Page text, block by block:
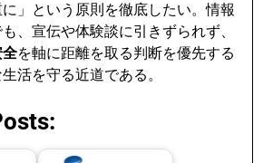
」という原則を徹底したい。情報
、宣伝や体験談に引きずられず、
全を軸に距離を取る判断を優先する
活を守る近道である。